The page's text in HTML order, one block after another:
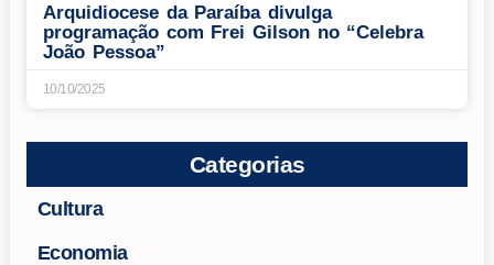
Arquidiocese da Paraíba divulga
programação com Frei Gilson no “Celebra
João Pessoa”
10/10/2025
Categorias
Cultura
Economia